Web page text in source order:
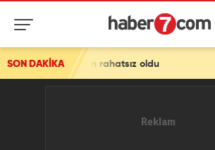
SON DAKİKA
rahatsız oldu